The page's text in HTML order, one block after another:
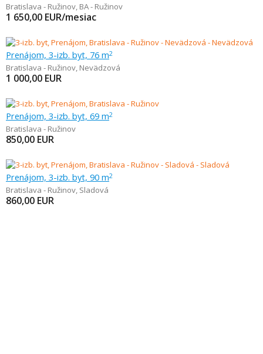
Bratislava - Ružinov, BA - Ružinov
1 650,00 EUR/mesiac
Prenájom, 3-izb. byt, 76 m2
Bratislava - Ružinov, Nevädzová
1 000,00 EUR
Prenájom, 3-izb. byt, 69 m2
Bratislava - Ružinov
850,00 EUR
Prenájom, 3-izb. byt, 90 m2
Bratislava - Ružinov, Sladová
860,00 EUR